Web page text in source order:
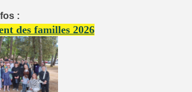
:
des familles 2026